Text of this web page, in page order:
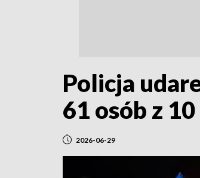
Policja
61 osób z
2026-06-29